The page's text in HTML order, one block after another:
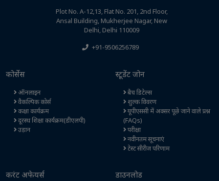
Plot No. A-12,13, Flat No. 201, 2nd Floor,
Ansal Building, Mukherjee Nagar, New
Delhi, Delhi 110009
+91-9506256789
कोर्सेस
ऑनलाइन
वैकल्पिक कोर्स
कक्षा कार्यक्रम
दूरस्थ शिक्षा कार्यक्रम(डीएलपी)
उड़ान
स्टूडेंट जोन
बैच डिटेल्स
शुल्क विवरण
यूपीएससी में अक्सर पूछे जाने वाले प्रश्न
(FAQs)
परीक्षा
नवीनतम सूचनाएं
टेस्ट सीरीज परिणाम
करंट अफेयर्स डाउनलोड